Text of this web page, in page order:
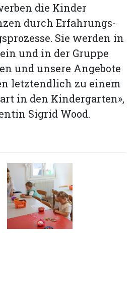
die Kinder
durch Erfahrungs-
Sie werden in
und in der Gruppe
und unsere Angebote
letztendlich zu einem
in den Kindergarten»,
Sigrid Wood.